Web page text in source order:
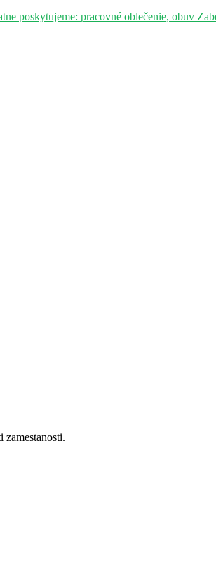
poskytujeme: pracovné oblečenie, obuv